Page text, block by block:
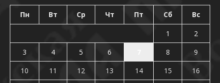
Пн Вт Ср Чт Пт Сб Вс
1
2
3
4 5 6 8
9
10
11 12 13 14 15
16